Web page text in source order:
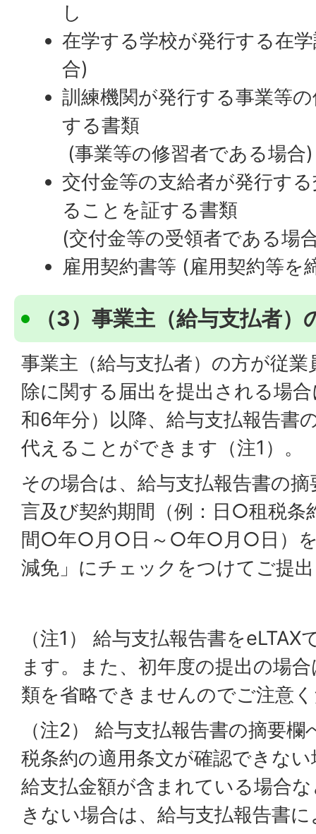
し
在学する学校が発行する在
合)
訓練機関が発行する事業等
する書類
(事業等の修習者である場合)
交付金等の支給者が発行す
ることを証する書類
(交付金等の受領者である場
雇用契約書等 (雇用契約等を
（3）事業主（給与支払者）
事業主（給与支払者）の方が従
除に関する届出を提出される場
和6年分）以降、給与支払報告書
代えることができます（注1）。
その場合は、給与支払報告書の
言及び契約期間（例：日○租税条
間○年○月○日～○年○月○日）を
減免」にチェックをつけてご提
（注1） 給与支払報告書を
ます。また、初年度の提出の場
類を省略できませんのでご注意
（注2） 給与支払報告書の摘要
税条約の適用条文が確認できな
給支払金額が含まれている場合
きない場合は、給与支払報告書